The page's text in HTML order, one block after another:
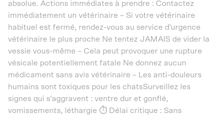
absolue. Actions immédiates à prendre : Contactez
immédiatement un vétérinaire – Si votre vétérinaire
habituel est fermé, rendez-vous au service d'urgence
vétérinaire le plus proche Ne tentez JAMAIS de vider la
vessie vous-même – Cela peut provoquer une rupture
vésicale potentiellement fatale Ne donnez aucun
médicament sans avis vétérinaire – Les anti-douleurs
humains sont toxiques pour les chatsSurveillez les
signes qui s'aggravent : ventre dur et gonflé,
vomissements, léthargie ⏱️ Délai critique : Sans